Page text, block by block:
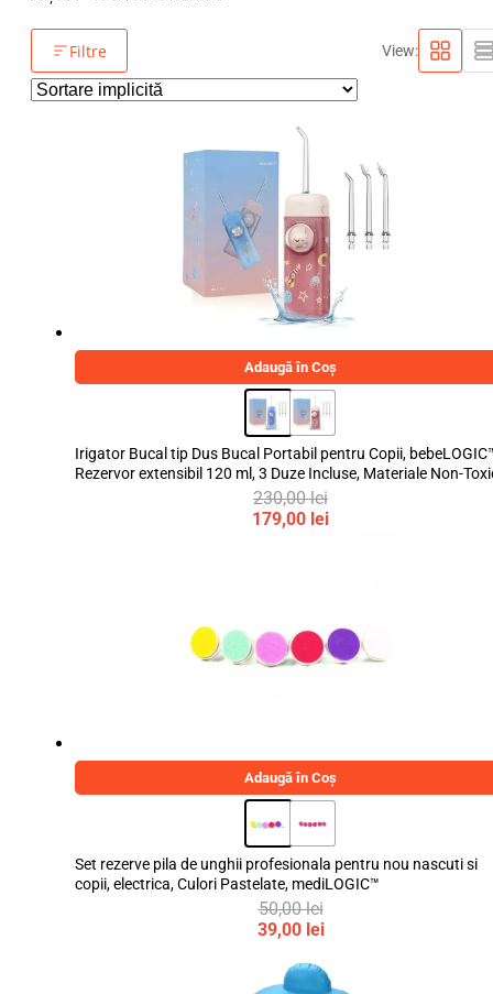
Filtre View:
Adaugă în Coș
Irigator Bucal tip Dus Bucal Portabil pentru Copii,
Rezervor extensibil 120 ml, 3 Duze Incluse, Materiale Non-
230,00lei
Prețul
179,00 lei
Adaugă în Coș
Set rezerve pila de unghii profesionala pentru nou nascuti si
copii, electrica, Culori Pastelate, mediLOGIC™
50,00lei
Prețul
a
39,00 lei
curent